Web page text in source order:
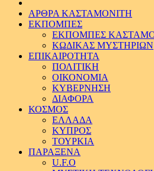
ΑΡΘΡΑ ΚΑΣΤΑΜΟΝΙΤΗ
ΕΚΠΟΜΠΕΣ
ΕΚΠΟΜΠΕΣ
ΚΩΔΙΚΑΣ ΜΥΣΤΗΡΙΩΝ
ΕΠΙΚΑΙΡΟΤΗΤΑ
ΠΟΛΙΤΙΚΗ
ΟΙΚΟΝΟΜΙΑ
ΚΥΒΕΡΝΗΣΗ
ΔΙΑΦΟΡΑ
ΚΟΣΜΟΣ
ΕΛΛΑΔΑ
ΚΥΠΡΟΣ
ΤΟΥΡΚΙΑ
ΠΑΡΑΞΕΝΑ
U.F.O